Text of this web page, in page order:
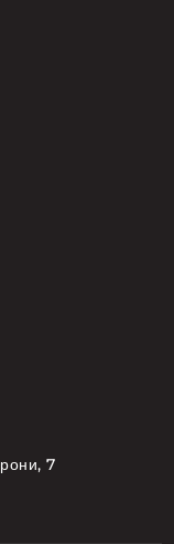
7